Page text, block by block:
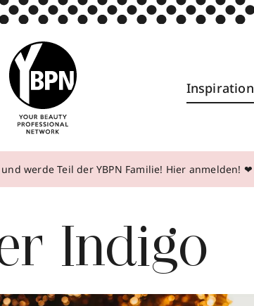
Inspiration
werde Teil der YBPN Familie! Hier anmelden! ❤
Indigo